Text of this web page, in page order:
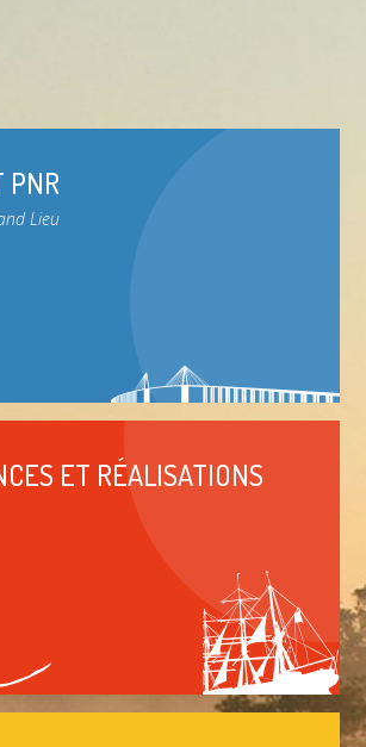
PNR
Lieu
ET RÉALISATIONS